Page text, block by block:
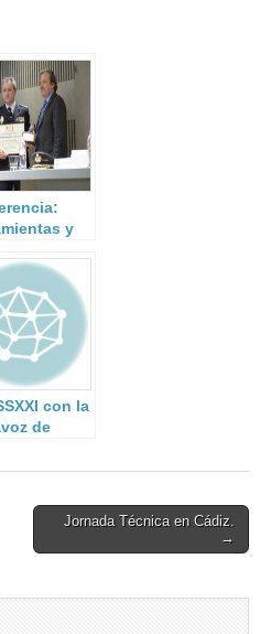
y
con la
de
Jornada Técnica en Cádiz.
→